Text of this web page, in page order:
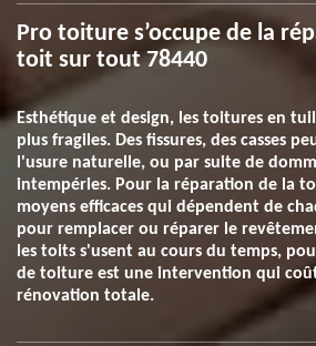
Pro toiture s’occupe de la
toit sur tout 78440
Esthétique et design, les toitures en
plus fragiles. Des fissures, des casses
l'usure naturelle, ou par suite de
intempéries. Pour la réparation de la
moyens efficaces qui dépendent de
pour remplacer ou réparer le
les toits s'usent au cours du temps,
de toiture est une intervention qui
rénovation totale.